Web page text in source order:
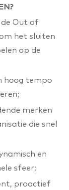
de Out of
het sluiten
op de
hoog tempo
merken
die snel
en
sfeer;
proactief